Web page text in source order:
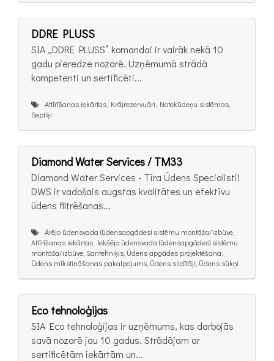
DDRE PLUSS
SIA „DDRE PLUSS” komandai ir vairāk nekā 10
gadu pieredze nozarē. Uzņēmumā strādā
kompetenti un sertificēti...
Attīrīšanas iekārtas, Krājrezervuāri, Notekūdeņu sistēmas,
Septiķi
Diamond Water Services / TM33
Diamond Water Services - Tīra Ūdens Specialisti!
DWS ir vadošais augstas kvalitātes un efektīvu
ūdens filtrēšanas...
Ārējo ūdensvada (ūdensapgādes) sistēmu montāža/izbūve,
Attīrīšanas iekārtas, Iekšējo ūdensvada (ūdensapgādes) sistēmu
montāža/izbūve, Santehniķis, Ūdens apgādes projektēšana,
Ūdens mīkstināšanas pakalpojums, Ūdens sildītāji, Ūdens sūkņi
Eco tehnoloģijas
SIA Eco tehnoloģijas ir uzņēmums, kas darbojās
savā nozarē jau 10 gadus. Strādājam ar
sertificētām iekārtām un...